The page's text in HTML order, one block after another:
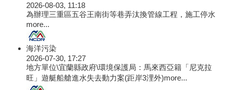
2026-08-03, 11:18
為辦理三重區五谷王南街等巷弄汰換管線工程，施工停水
more...
海洋污染
2026-07-30, 17:27
地方單位\宜蘭縣政府\環境保護局：馬來西亞籍「尼克拉
旺」遊艇船艙進水失去動力案(距岸3浬外)more...